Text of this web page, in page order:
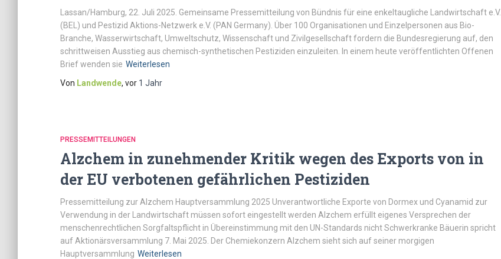
Lassan/Hamburg, 22. Juli 2025. Gemeinsame Pressemitteilung von Bündnis für eine enkeltaugliche Landwirtschaft e.V.
(BEL) und Pestizid Aktions-Netzwerk e.V. (PAN Germany). Über 100 Organisationen und Einzelpersonen aus Bio-
Branche, Wasserwirtschaft, Umweltschutz, Wissenschaft und Zivilgesellschaft fordern die Bundesregierung auf, den
schrittweisen Ausstieg aus chemisch-synthetischen Pestiziden einzuleiten. In einem heute veröffentlichten Offenen
Brief wenden sie Weiterlesen
Von Landwende, vor 1 Jahr
PRESSEMITTEILUNGEN
Alzchem in zunehmender Kritik wegen des Exports von in
der EU verbotenen gefährlichen Pestiziden
Pressemitteilung zur Alzchem Hauptversammlung 2025 Unverantwortliche Exporte von Dormex und Cyanamid zur
Verwendung in der Landwirtschaft müssen sofort eingestellt werden Alzchem erfüllt eigenes Versprechen der
menschenrechtlichen Sorgfaltspflicht in Übereinstimmung mit den UN-Standards nicht Schwerkranke Bäuerin spricht
auf Aktionärsversammlung 7. Mai 2025. Der Chemiekonzern Alzchem sieht sich auf seiner morgigen
Hauptversammlung Weiterlesen